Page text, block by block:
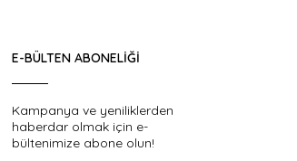
E-BÜLTEN ABONELIĞI
Kampanya ve yeniliklerden
haberdar olmak için e-
bültenimize abone olun!